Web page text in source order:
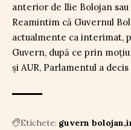
anterior de Ilie Bolojan sau
Reamintim că Guvernul
actualmente ca interimat,
Guvern, după ce prin
și AUR, Parlamentul a
Etichete: guvern bolojan